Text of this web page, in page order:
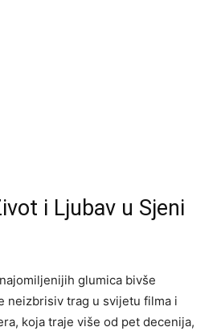
i Ljubav u Sjeni
glumica bivše
neizbrisiv trag u svijetu filma i
koja traje više od pet decenija,